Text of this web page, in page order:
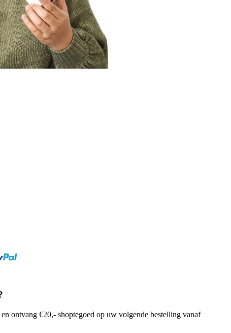
ontvang €20,- shoptegoed op uw volgende bestelling vanaf